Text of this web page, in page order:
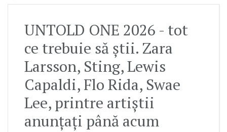
UNTOLD ONE 2026 - tot
ce trebuie să știi. Zara
Larsson, Sting, Lewis
Capaldi, Flo Rida, Swae
Lee, printre artiștii
anunțați până acum